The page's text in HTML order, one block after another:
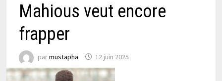
Mahious veut encore
frapper
parmustapha 12 juin 2025